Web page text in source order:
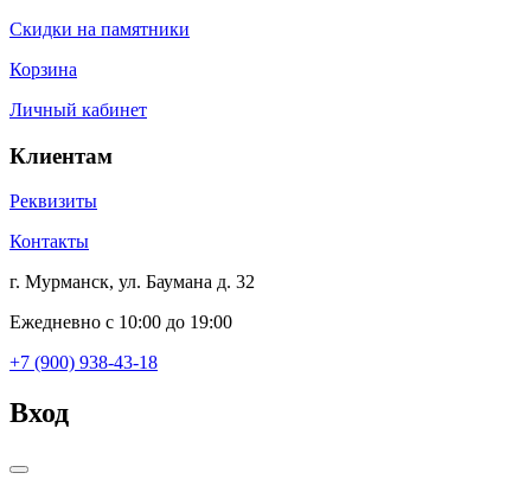
Скидки на памятники
Корзина
Личный кабинет
Клиентам
Реквизиты
Контакты
г. Мурманск, ул. Баумана д. 32
Ежедневно с 10:00 до 19:00
+7 (900) 938-43-18
Вход